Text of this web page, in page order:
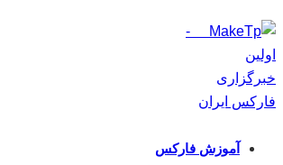
آموزش فارکس